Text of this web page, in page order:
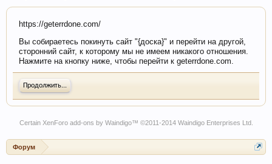
https://geterrdone.com/
Вы собираетесь покинуть сайт "{доска}" и перейти на другой,
сторонний сайт, к которому мы не имеем никакого отношения.
Нажмите на кнопку ниже, чтобы перейти к geterrdone.com.
Продолжить...
Certain XenForo add-ons by Waindigo™ ©2011-2014 Waindigo Enterprises Ltd.
Форум